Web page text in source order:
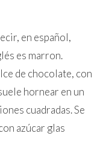
en español,
es marron.
de chocolate, con
hornear en un
cuadradas. Se
azúcar glas